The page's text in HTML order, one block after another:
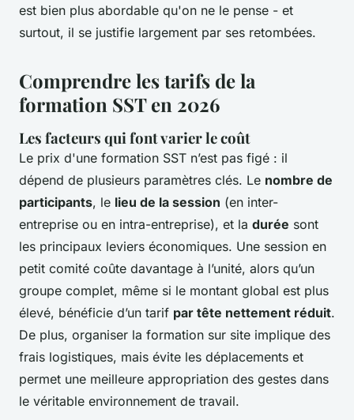
est bien plus abordable qu'on ne le pense - et
surtout, il se justifie largement par ses retombées.
Comprendre les tarifs de la
formation SST en 2026
Les facteurs qui font varier le coût
Le prix d'une formation SST n’est pas figé : il
dépend de plusieurs paramètres clés. Le nombre de
participants, le lieu de la session (en inter-
entreprise ou en intra-entreprise), et la durée sont
les principaux leviers économiques. Une session en
petit comité coûte davantage à l’unité, alors qu’un
groupe complet, même si le montant global est plus
élevé, bénéficie d’un tarif par tête nettement réduit.
De plus, organiser la formation sur site implique des
frais logistiques, mais évite les déplacements et
permet une meilleure appropriation des gestes dans
le véritable environnement de travail.